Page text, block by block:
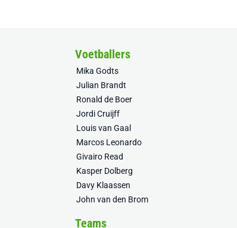
Voetballers
Mika Godts
Julian Brandt
Ronald de Boer
Jordi Cruijff
Louis van Gaal
Marcos Leonardo
Givairo Read
Kasper Dolberg
Davy Klaassen
John van den Brom
Teams